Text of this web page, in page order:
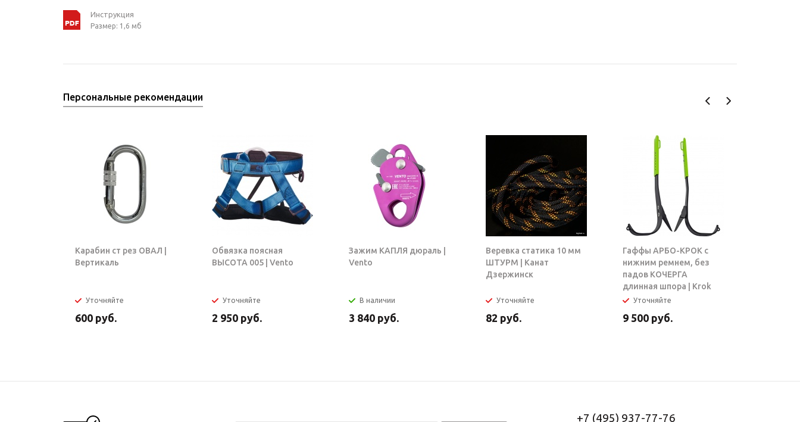
Инструкция
Размер: 1,6 мб
Персональные рекомендации
Карабин ст рез ОВАЛ |
Вертикаль
Уточняйте
600 руб.
Обвязка поясная
ВЫСОТА 005 | Vento
Уточняйте
2 950 руб.
Зажим КАПЛЯ дюраль |
Vento
В наличии
3 840 руб.
Веревка статика 10 мм
ШТУРМ | Канат
Дзержинск
Уточняйте
82 руб.
Гаффы АРБО-КРОК с
нижним ремнем, без
падов КОЧЕРГА
длинная шпора | Krok
Уточняйте
9 500 руб.
+7 (495) 937-77-76